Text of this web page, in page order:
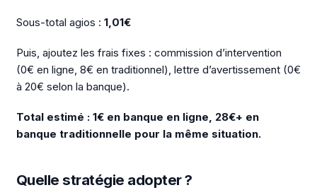
Sous-total agios : 1,01€
Puis, ajoutez les frais fixes : commission d’intervention
(0€ en ligne, 8€ en traditionnel), lettre d’avertissement (0€
à 20€ selon la banque).
Total estimé : 1€ en banque en ligne, 28€+ en
banque traditionnelle pour la même situation.
Quelle stratégie adopter ?